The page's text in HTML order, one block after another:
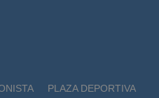
PLAZA DEPORTIVA